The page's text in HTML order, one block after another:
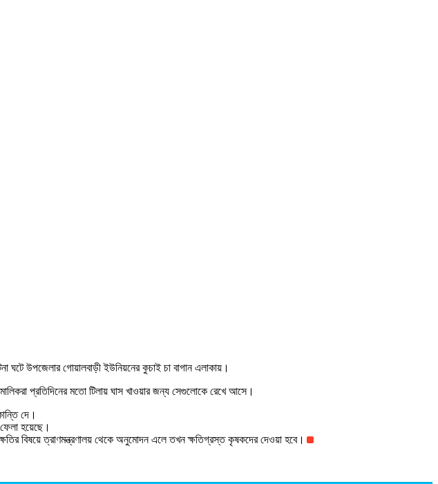
উপজেলার গোয়ালবাড়ী ইউনিয়নের কুচাই চা বাগান এলাকায়।
প্রতিদিনের মতো টিলায় ঘাস খাওয়ার জন্য সেগুলোকে রেখে আসে।
দে।
হয়েছে।
বিষয়ে ত্রাণমন্ত্রণালয় থেকে অনুমোদন এলে তখন ক্ষতিগ্রস্ত কৃষকদের দেওয়া হবে।